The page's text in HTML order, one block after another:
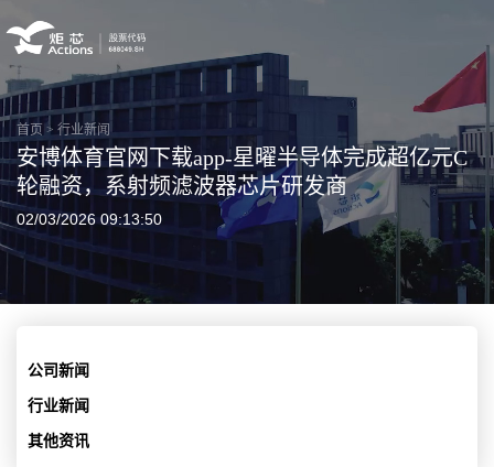
首页 > 行业新闻
安博体育官网下载app-星曜半导体完成超亿元C
轮融资，系射频滤波器芯片研发商
02/03/2026 09:13:50
公司新闻
行业新闻
其他资讯